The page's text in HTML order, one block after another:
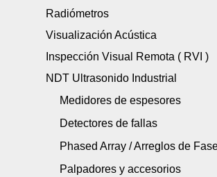
Radiómetros
Visualización Acústica
Inspección Visual Remota ( RVI )
NDT Ultrasonido Industrial
Medidores de espesores
Detectores de fallas
Phased Array / Arreglos de
Palpadores y accesorios